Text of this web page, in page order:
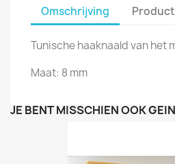
Omschrijving
Tunische haaknaald van het
Maat: 8 mm
JE BENT MISSCHIEN OOK